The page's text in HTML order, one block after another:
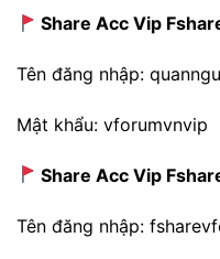
Share Acc Vip
Tên đăng nhập:
Mật khẩu: vforumvnvip
Share Acc Vip
Tên đăng nhập: